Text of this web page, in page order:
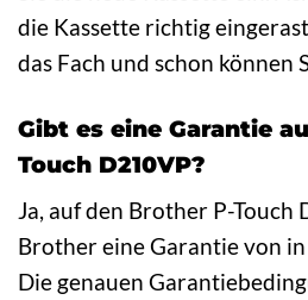
die Kassette richtig
das Fach und schon können
Gibt es eine Garantie
Touch D210VP?
Ja, auf den Brother P-Touch
Brother eine Garantie von in
Die genauen